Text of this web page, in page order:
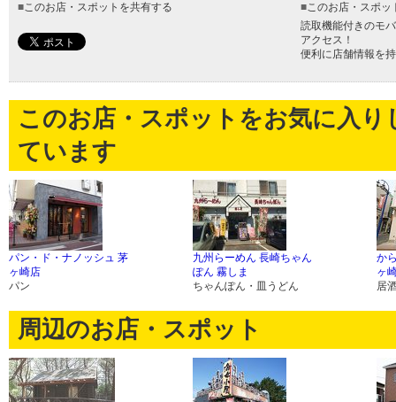
■このお店・スポットを共有する ■このお店・スポッ
読取機能付きのモ
アクセス！
便利に店舗情報を
このお店・スポットをお気に入
ています
パン・ド・ナノッシュ 茅
ヶ崎店
パン
九州らーめん 長崎ちゃん
ぽん 霧しま
ちゃんぽん・皿うどん
か
ヶ
居
周辺のお店・スポット